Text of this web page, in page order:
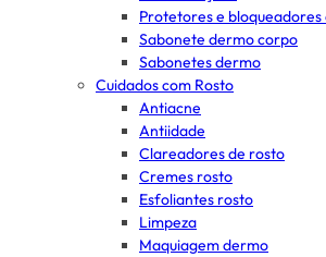
Protetores e
Sabonete dermo corpo
Sabonetes dermo
Cuidados com Rosto
Antiacne
Antiidade
Clareadores de rosto
Cremes rosto
Esfoliantes rosto
Limpeza
Maquiagem dermo